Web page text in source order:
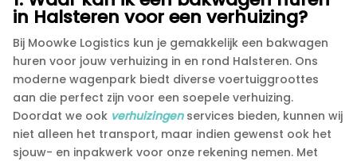
in Halsteren voor een verhuizing?
Bij Moowke Logistics kun je gemakkelijk een bakwagen
huren voor jouw verhuizing in en rond Halsteren.​ Ons
moderne wagenpark biedt diverse voertuiggroottes
aan die perfect zijn voor een soepele verhuizing.​
Doordat we ook verhuizingenservices bieden, kunnen wij
niet alleen het transport, maar indien gewenst ook het
sjouw- en inpakwerk voor onze rekening nemen.​ Met